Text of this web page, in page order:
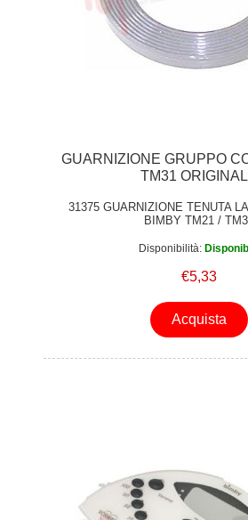
GUARNIZIONE GRUPPO
TM31
31375 GUARNIZIONE TENUTA
BIMBY TM21 /
Disponibilità:
€5,33
Acquista